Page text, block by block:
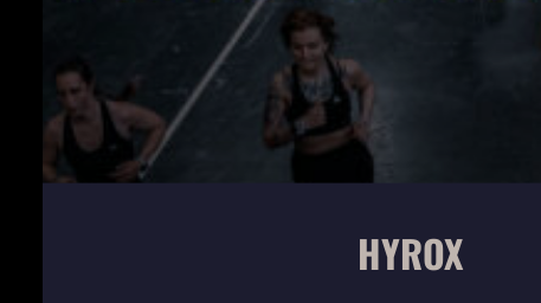
HYROX